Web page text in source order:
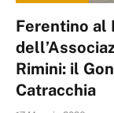
Ferentino al
Rimini: il
Catracchia